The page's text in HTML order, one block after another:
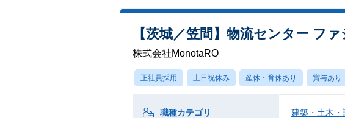
【茨城／笠間】物流センター フ
株式会社MonotaRO
正社員採用 土日祝休み 産休・育休あり 賞与あり
職種カテゴリ 建築・土木・